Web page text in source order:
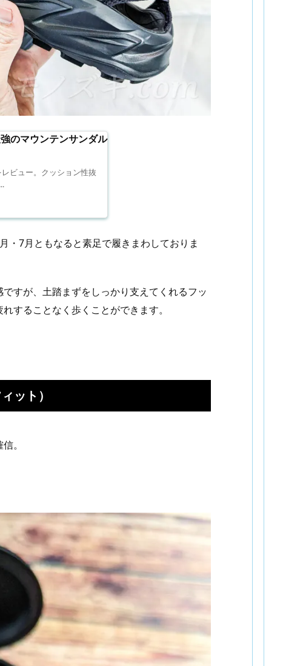
のマウンテンサンダル
ビュー。クッション性抜
・7月ともなると素足で履きまわしておりま
すが、土踏まずをしっかり支えてくれるフッ
することなく歩くことができます。
ット）
。